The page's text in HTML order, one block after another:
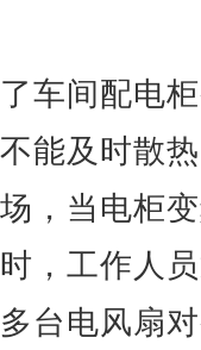
间配电
能及时散
，当电柜
，工作人
台电风扇